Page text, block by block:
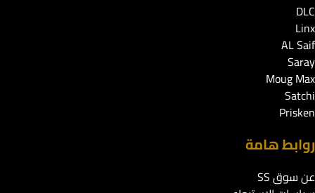
DLC
Linx
AL Saif
Saray
Moug Max
Satchi
Prisken
روابط هامة
عن سوق SS